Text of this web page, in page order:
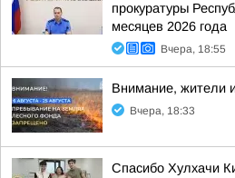
прокуратуры
месяцев 2026 года
Вчера, 18:55
Внимание, жители
Вчера, 18:33
Спасибо Хулхачи